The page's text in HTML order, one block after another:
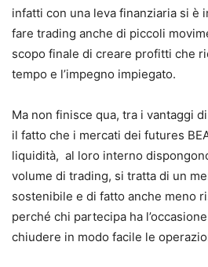
infatti con una leva finanziaria si è
fare trading anche di piccoli
scopo finale di creare profitti che
tempo e l’impegno impiegato.
Ma non finisce qua, tra i vantaggi
il fatto che i mercati dei futures
liquidità, al loro interno
volume di trading, si tratta di un
sostenibile e di fatto anche meno
perché chi partecipa ha
chiudere in modo facile le